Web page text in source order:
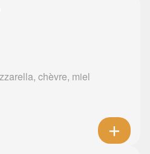
chèvre, miel